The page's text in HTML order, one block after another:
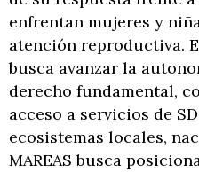
enfrentan mujeres y
atención reproductiva.
busca avanzar la
derecho fundamental,
acceso a servicios de
ecosistemas locales,
MAREAS busca